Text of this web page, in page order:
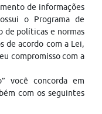
de informações
o Programa de
de políticas e normas
de acordo com a Lei,
compromisso com a
você concorda em
com os seguintes